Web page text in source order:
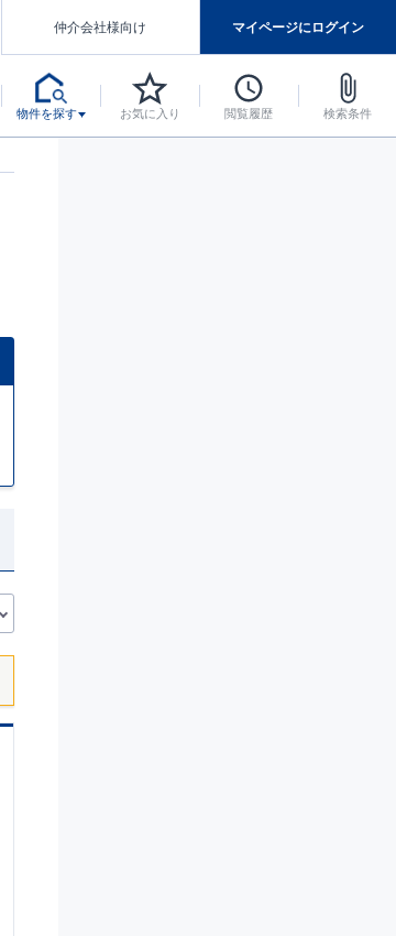
仲介会社様向け マイページにログイン
物件を探す お気に入り 閲覧履歴 検索条件